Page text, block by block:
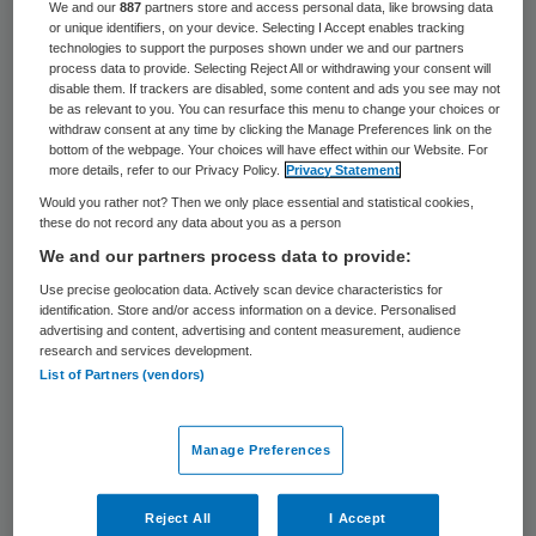
Mantelzorgers in Goes kunnen bij de
gemeente een speciale parkeervergunning
krijgen.
De vergunning wordt afgegeven op
regelmatig, maar niet beroepsmatig zorg
verlenen aan een naaste die in een gebied
met betaald parkeren of waar het parkeren
aan vergunninghouders is voorbehouden.
De vergunning moet door de
mantelzorgbehoeftige worden
aangevraagd. Die personen moet bovendien
We and our887 partners store and access personal data, like browsing data
or unique identifiers, on your device. Selecting I Accept enables tracking
technologies to support the purposes shown under we and our partners
process data to provide. Selecting Reject All or withdrawing your consent will
disable them. If trackers are disabled, some content and ads you see may not
be as relevant to you. You can resurface this menu to change your choices or
withdraw consent at any time by clicking the Manage Preferences link on the
bottom of the webpage. Your choices will have effect within our Website. For
more details, refer to our Privacy Policy.
Privacy Statement
Would you rather not? Then we only place essential and statistical cookies,
these do not record any data about you as a person
We and our partners process data to provide:
Use precise geolocation data. Actively scan device characteristics for
identification. Store and/or access information on a device. Personalised
advertising and content, advertising and content measurement, audience
research and services development.
List of Partners (vendors)
Manage Preferences
Reject All I Accept